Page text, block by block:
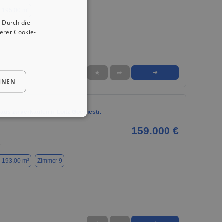
★ ➦ ➜
zu verkaufen in Loitz Goethestr.
159.000 €
193,00 m² Zimmer 9
die
Cookie-